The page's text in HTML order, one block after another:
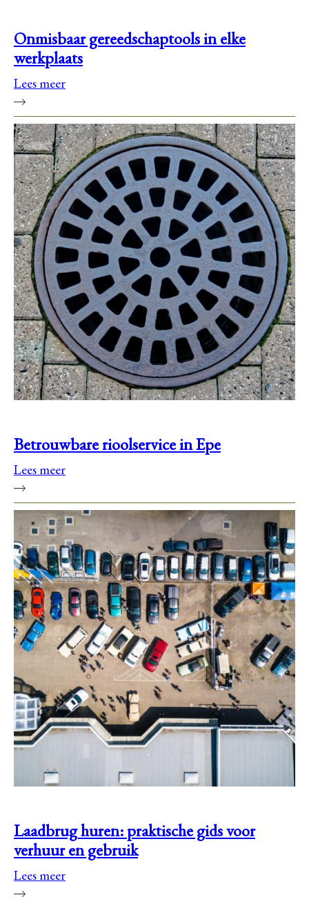
Onmisbaar gereedschaptools in elke
werkplaats
Lees meer
Betrouwbare rioolservice in Epe
Lees meer
Laadbrug huren: praktische gids voor
verhuur en gebruik
Lees meer